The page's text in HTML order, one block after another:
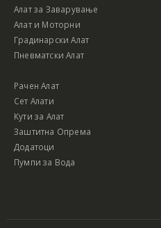
Алат за Заварување
Алат и Моторни
Градинарски Алат
Пневматски Алат
Рачен Алат
Сет Алати
Кути за Алат
Заштитна Опрема
Додатоци
Пумпи за Вода